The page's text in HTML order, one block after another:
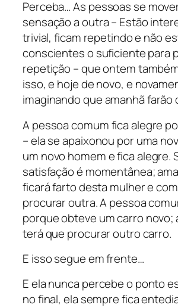
Perceba… As pessoas se
sensação a outra – Estão
trivial, ficam repetindo e não
conscientes o suficiente para
repetição – que ontem
isso, e hoje de novo, e
imaginando que amanhã farão
A pessoa comum fica alegre
– ela se apaixonou por uma
um novo homem e fica alegre.
satisfação é momentânea;
ficará farto desta mulher e
procurar outra. A pessoa
porque obteve um carro novo;
terá que procurar outro carro.
E isso segue em frente…
E ela nunca percebe o ponto
no final, ela sempre fica